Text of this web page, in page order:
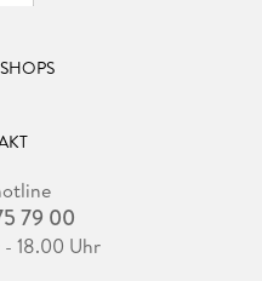
79 00
18.00 Uhr